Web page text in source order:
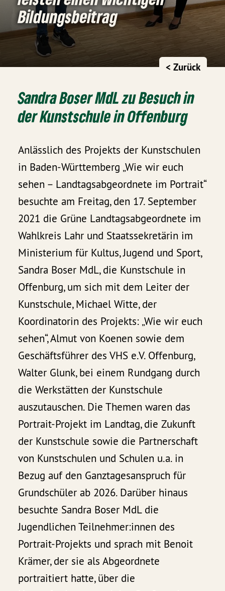
Bildungsbeitrag
< Zurück
Sandra Boser MdL zu Besuch in
der Kunstschule in Offenburg
Anlässlich des Projekts der Kunstschulen
in Baden-Württemberg „Wie wir euch
sehen – Landtagsabgeordnete im Portrait“
besuchte am Freitag, den 17. September
2021 die Grüne Landtagsabgeordnete im
Wahlkreis Lahr und Staatssekretärin im
Ministerium für Kultus, Jugend und Sport,
Sandra Boser MdL, die Kunstschule in
Offenburg, um sich mit dem Leiter der
Kunstschule, Michael Witte, der
Koordinatorin des Projekts: „Wie wir euch
sehen“, Almut von Koenen sowie dem
Geschäftsführer des VHS e.V. Offenburg,
Walter Glunk, bei einem Rundgang durch
die Werkstätten der Kunstschule
auszutauschen. Die Themen waren das
Portrait-Projekt im Landtag, die Zukunft
der Kunstschule sowie die Partnerschaft
von Kunstschulen und Schulen u.a. in
Bezug auf den Ganztagesanspruch für
Grundschüler ab 2026. Darüber hinaus
besuchte Sandra Boser MdL die
Jugendlichen Teilnehmer:innen des
Portrait-Projekts und sprach mit Benoit
Krämer, der sie als Abgeordnete
portraitiert hatte, über die